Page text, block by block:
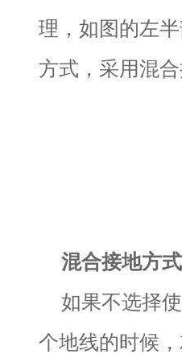
理，如图的左
方式，采用混
混合接地方式
如果不选择
个地线的时候